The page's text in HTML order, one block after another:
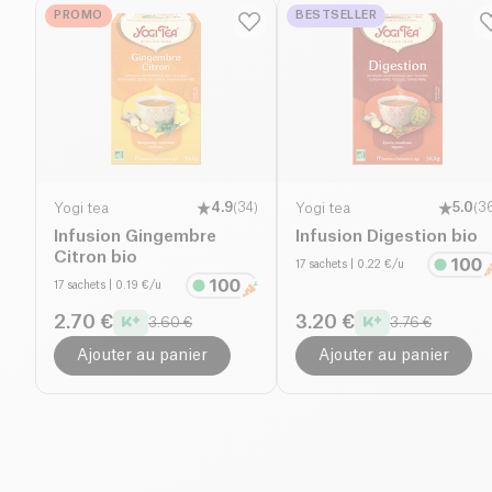
PROMO
Yogi tea 4.9(34)
Infusion Gingembre
Citron bio
17 sachets | 0.19 €/u
2.70 € 3.60 €
Ajouter au panier
BESTSELLER
Yogi tea 5.0(
Infusion Digestion bio
17 sachets | 0.22 €/u
3.20 € 3.76 €
Ajouter au panier